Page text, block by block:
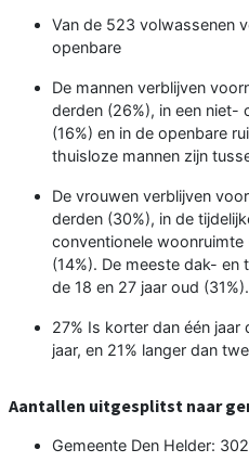
Van de 523 volwassenen
openbare
De mannen verblijven
derden (26%), in een niet-
(16%) en in de openbare
thuisloze mannen zijn
De vrouwen verblijven
derden (30%), in de
conventionele woonruimte
(14%). De meeste dak-
de 18 en 27 jaar oud (31%).
27% Is korter dan één
jaar, en 21% langer dan
Aantallen uitgesplitst naar
Gemeente Den Helder: